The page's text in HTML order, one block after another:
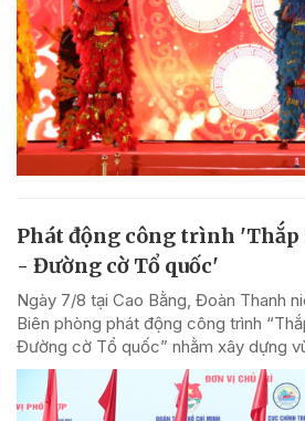
Phát động công trình 'Thắp
- Đường cờ Tổ quốc'
Ngày 7/8 tại Cao Bằng, Đoàn Thanh
Biên phòng phát động công trình
Đường cờ Tổ quốc” nhằm xây dựng